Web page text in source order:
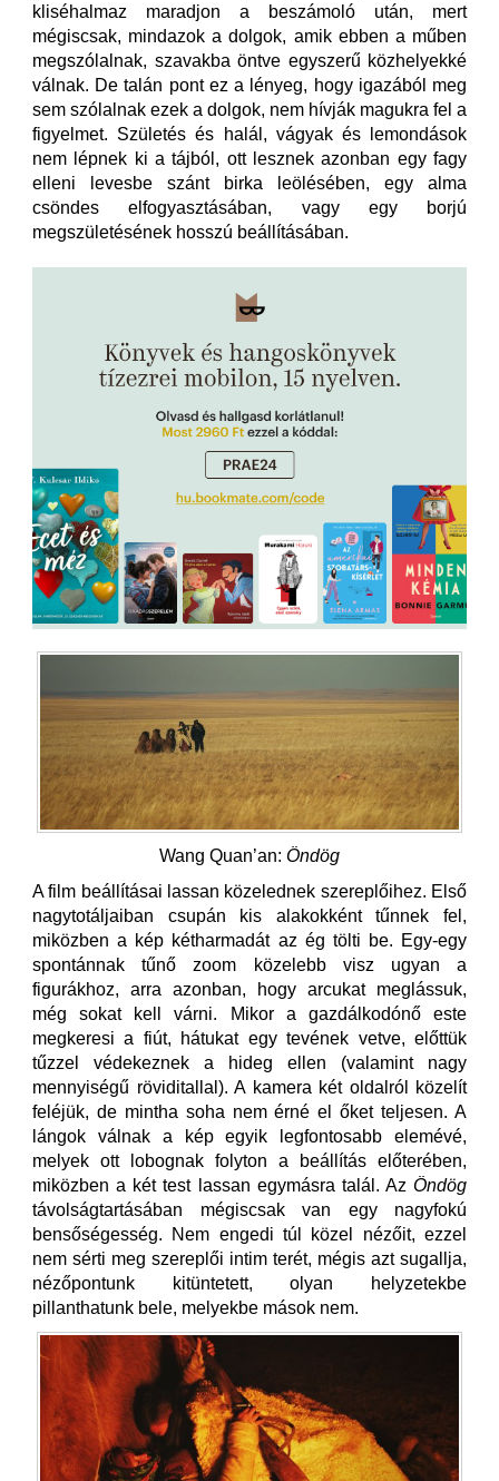
kliséhalmaz maradjon a beszámoló után, mert
mégiscsak, mindazok a dolgok, amik ebben a műben
megszólalnak, szavakba öntve egyszerű közhelyekké
válnak. De talán pont ez a lényeg, hogy igazából meg
sem szólalnak ezek a dolgok, nem hívják magukra fel a
figyelmet. Születés és halál, vágyak és lemondások
nem lépnek ki a tájból, ott lesznek azonban egy fagy
elleni levesbe szánt birka leölésében, egy alma
csöndes elfogyasztásában, vagy egy borjú
megszületésének hosszú beállításában.
Wang Quan’an: Öndög
A film beállításai lassan közelednek szereplőihez. Első
nagytotáljaiban csupán kis alakokként tűnnek fel,
miközben a kép kétharmadát az ég tölti be. Egy-egy
spontánnak tűnő zoom közelebb visz ugyan a
figurákhoz, arra azonban, hogy arcukat meglássuk,
még sokat kell várni. Mikor a gazdálkodónő este
megkeresi a fiút, hátukat egy tevének vetve, előttük
tűzzel védekeznek a hideg ellen (valamint nagy
mennyiségű röviditallal). A kamera két oldalról közelít
feléjük, de mintha soha nem érné el őket teljesen. A
lángok válnak a kép egyik legfontosabb elemévé,
melyek ott lobognak folyton a beállítás előterében,
miközben a két test lassan egymásra talál. Az Öndög
távolságtartásában mégiscsak van egy nagyfokú
bensőségesség. Nem engedi túl közel nézőit, ezzel
nem sérti meg szereplői intim terét, mégis azt sugallja,
nézőpontunk kitüntetett, olyan helyzetekbe
pillanthatunk bele, melyekbe mások nem.